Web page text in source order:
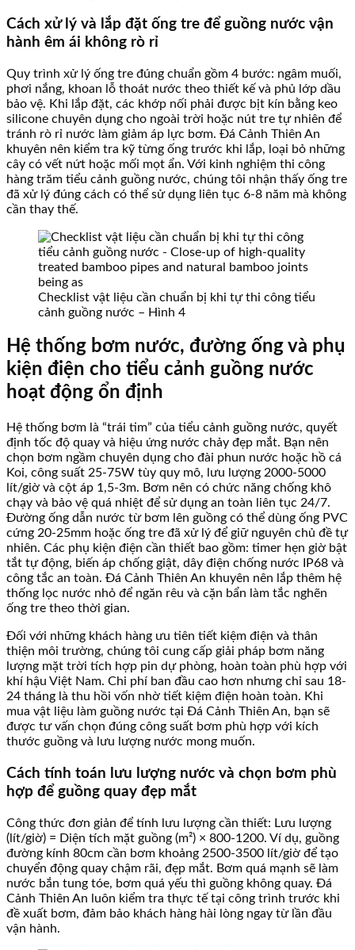
Cách xử lý và lắp đặt ống tre để guồng nước vận
hành êm ái không rò rỉ
Quy trình xử lý ống tre đúng chuẩn gồm 4 bước: ngâm muối,
phơi nắng, khoan lỗ thoát nước theo thiết kế và phủ lớp dầu
bảo vệ. Khi lắp đặt, các khớp nối phải được bịt kín bằng keo
silicone chuyên dụng cho ngoài trời hoặc nút tre tự nhiên để
tránh rò rỉ nước làm giảm áp lực bơm. Đá Cảnh Thiên An
khuyên nên kiểm tra kỹ từng ống trước khi lắp, loại bỏ những
cây có vết nứt hoặc mối mọt ẩn. Với kinh nghiệm thi công
hàng trăm tiểu cảnh guồng nước, chúng tôi nhận thấy ống tre
đã xử lý đúng cách có thể sử dụng liên tục 6-8 năm mà không
cần thay thế.
Checklist vật liệu cần chuẩn bị khi tự thi công tiểu
cảnh guồng nước – Hình 4
Hệ thống bơm nước, đường ống và phụ
kiện điện cho tiểu cảnh guồng nước
hoạt động ổn định
Hệ thống bơm là “trái tim” của tiểu cảnh guồng nước, quyết
định tốc độ quay và hiệu ứng nước chảy đẹp mắt. Bạn nên
chọn bơm ngầm chuyên dụng cho đài phun nước hoặc hồ cá
Koi, công suất 25-75W tùy quy mô, lưu lượng 2000-5000
lít/giờ và cột áp 1,5-3m. Bơm nên có chức năng chống khô
chạy và bảo vệ quá nhiệt để sử dụng an toàn liên tục 24/7.
Đường ống dẫn nước từ bơm lên guồng có thể dùng ống PVC
cứng 20-25mm hoặc ống tre đã xử lý để giữ nguyên chủ đề tự
nhiên. Các phụ kiện điện cần thiết bao gồm: timer hẹn giờ bật
tắt tự động, biến áp chống giật, dây điện chống nước IP68 và
công tắc an toàn. Đá Cảnh Thiên An khuyên nên lắp thêm hệ
thống lọc nước nhỏ để ngăn rêu và cặn bẩn làm tắc nghẽn
ống tre theo thời gian.
Đối với những khách hàng ưu tiên tiết kiệm điện và thân
thiện môi trường, chúng tôi cung cấp giải pháp bơm năng
lượng mặt trời tích hợp pin dự phòng, hoàn toàn phù hợp với
khí hậu Việt Nam. Chi phí ban đầu cao hơn nhưng chỉ sau 18-
24 tháng là thu hồi vốn nhờ tiết kiệm điện hoàn toàn. Khi
mua vật liệu làm guồng nước tại Đá Cảnh Thiên An, bạn sẽ
được tư vấn chọn đúng công suất bơm phù hợp với kích
thước guồng và lưu lượng nước mong muốn.
Cách tính toán lưu lượng nước và chọn bơm phù
hợp để guồng quay đẹp mắt
Công thức đơn giản để tính lưu lượng cần thiết: Lưu lượng
(lít/giờ) = Diện tích mặt guồng (m²) × 800-1200. Ví dụ, guồng
đường kính 80cm cần bơm khoảng 2500-3500 lít/giờ để tạo
chuyển động quay chậm rãi, đẹp mắt. Bơm quá mạnh sẽ làm
nước bắn tung tóe, bơm quá yếu thì guồng không quay. Đá
Cảnh Thiên An luôn kiểm tra thực tế tại công trình trước khi
đề xuất bơm, đảm bảo khách hàng hài lòng ngay từ lần đầu
vận hành.